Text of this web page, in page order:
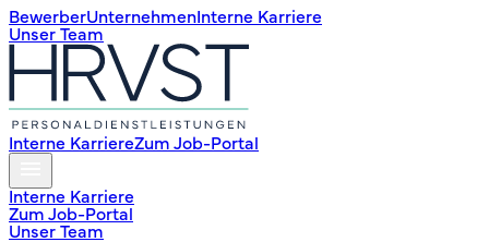
BewerberUnternehmen Interne Karriere
Unser Team
Interne KarriereZum Job-Portal
Interne Karriere
Zum Job-Portal
Unser Team